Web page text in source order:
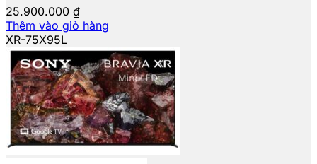
25.900.000 ₫
Thêm vào giỏ hàng
XR-75X95L